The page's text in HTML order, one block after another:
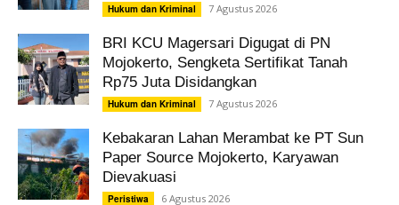
Hukum dan Kriminal 7 Agustus 2026
BRI KCU Magersari Digugat di PN
Mojokerto, Sengketa Sertifikat Tanah
Rp75 Juta Disidangkan
Hukum dan Kriminal 7 Agustus 2026
Kebakaran Lahan Merambat ke PT Sun
Paper Source Mojokerto, Karyawan
Dievakuasi
Peristiwa 6 Agustus 2026